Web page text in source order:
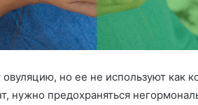
но ее не используют как
нужно предохраняться